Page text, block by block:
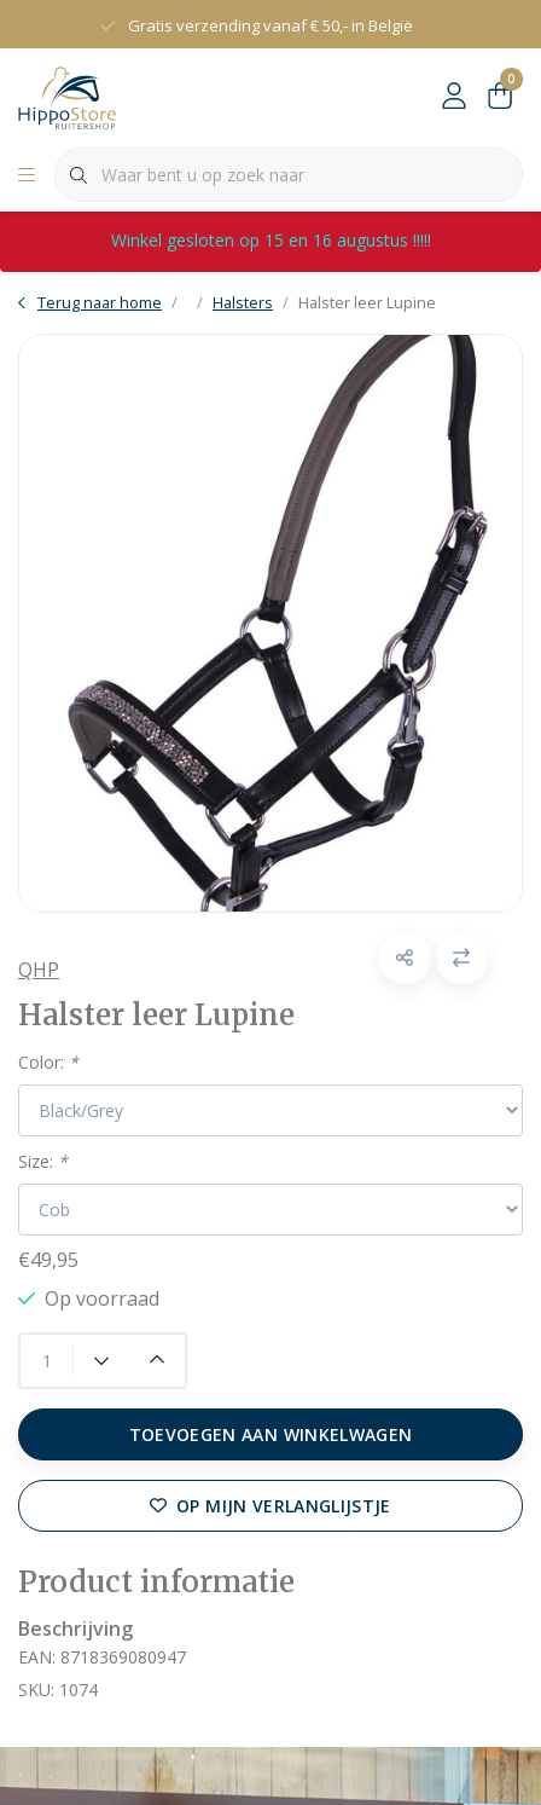
Gratis verzending vanaf € 50,- in België
0
Winkel gesloten op 15 en 16 augustus !!!!!
Terug naar home Halsters Halster leer Lupine
QHP
Halster leer Lupine
Color: *
Size: *
€49,95
Op voorraad
TOEVOEGEN AAN WINKELWAGEN
OP MIJN VERLANGLIJSTJE
Product informatie
Beschrijving
EAN: 8718369080947
SKU: 1074